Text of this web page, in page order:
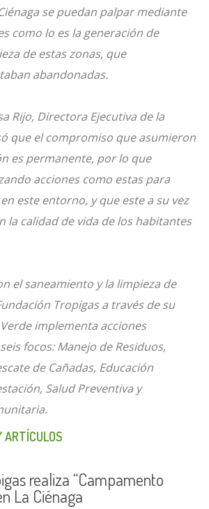
se puedan palpar mediante
como lo es la generación de
de estas zonas, que
abandonadas.
Rijo, Directora Ejecutiva de la
que el compromiso que asumieron
es permanente, por lo que
acciones como estas para
este entorno, y que este a su vez
la calidad de vida de los habitantes
el saneamiento y la limpieza de
Tropigas a través de su
implementa acciones
focos: Manejo de Residuos,
de Cañadas, Educación
Salud Preventiva y
ARTÍCULOS
realiza “Campamento
La Ciénaga